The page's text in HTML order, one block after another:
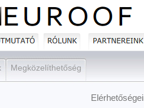
Megközelíthetőség